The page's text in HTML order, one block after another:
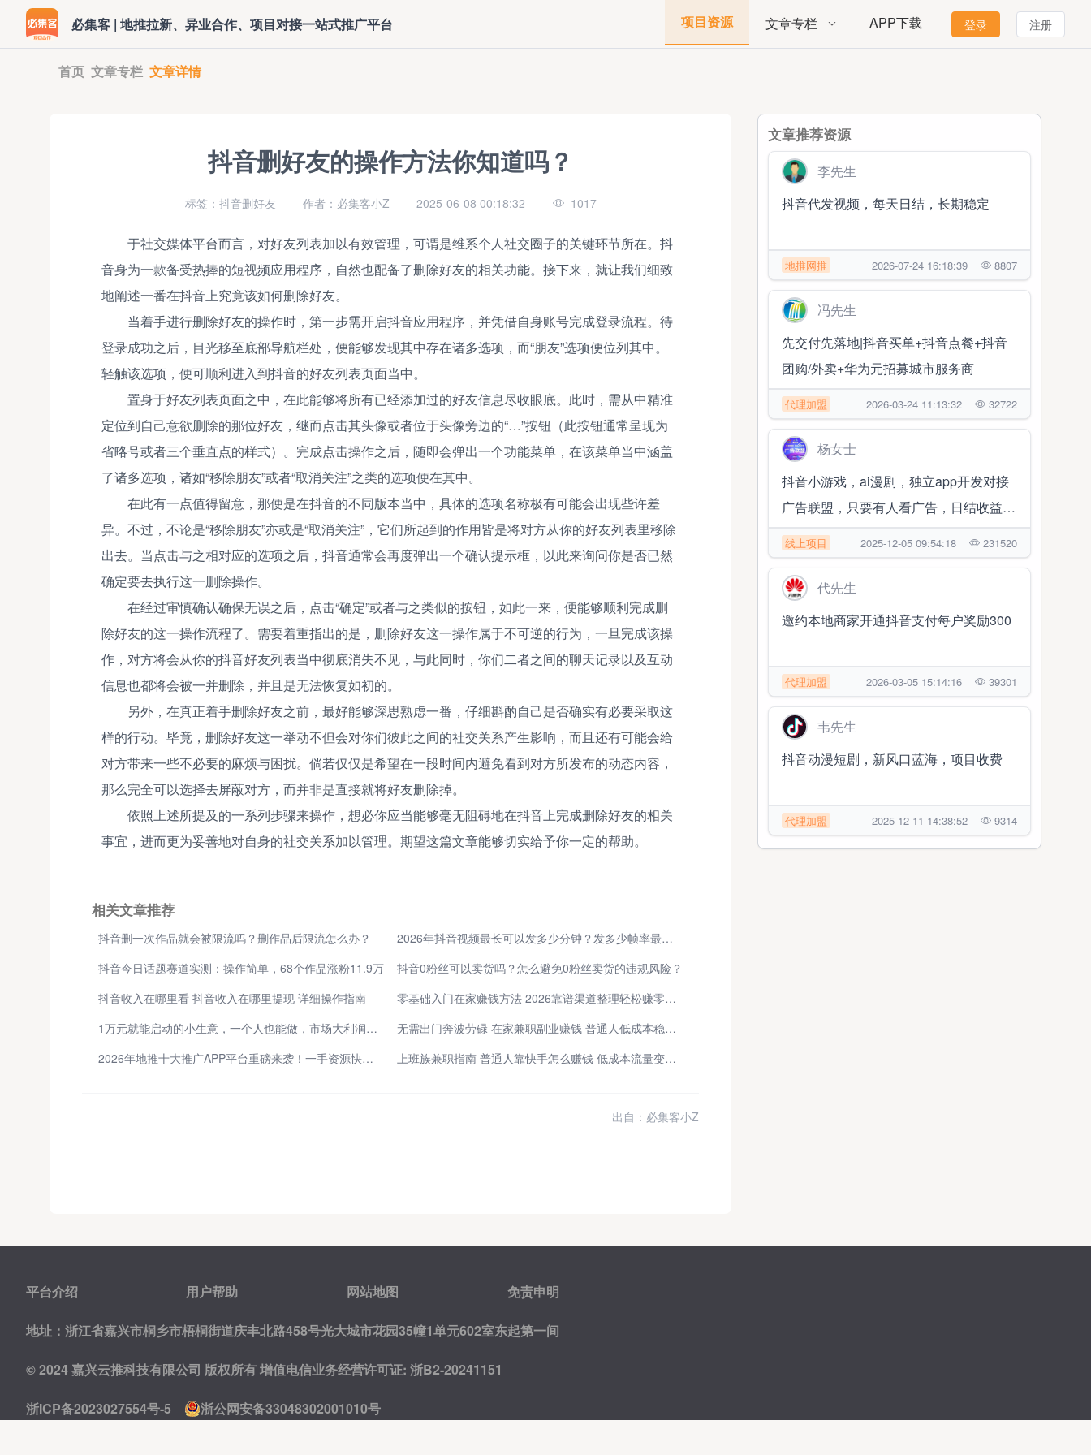
必集客 | 地推拉新、异业合作、项目对接一站式推广平台 项目资源 文章专栏 APP下载 登录 注册
首页 文章专栏 文章详情
抖音删好友的操作方法你知道吗？
标签：抖音删好友 作者：必集客小Z 2025-06-08 00:18:32 1017
于社交媒体平台而言，对好友列表加以有效管理，可谓是维系个人社交圈子的关键环节所在。抖
音身为一款备受热捧的短视频应用程序，自然也配备了删除好友的相关功能。接下来，就让我们细致
地阐述一番在抖音上究竟该如何删除好友。
当着手进行删除好友的操作时，第一步需开启抖音应用程序，并凭借自身账号完成登录流程。待
登录成功之后，目光移至底部导航栏处，便能够发现其中存在诸多选项，而“朋友”选项便位列其中。
轻触该选项，便可顺利进入到抖音的好友列表页面当中。
置身于好友列表页面之中，在此能够将所有已经添加过的好友信息尽收眼底。此时，需从中精准
定位到自己意欲删除的那位好友，继而点击其头像或者位于头像旁边的“…”按钮（此按钮通常呈现为
省略号或者三个垂直点的样式）。完成点击操作之后，随即会弹出一个功能菜单，在该菜单当中涵盖
了诸多选项，诸如“移除朋友”或者“取消关注”之类的选项便在其中。
在此有一点值得留意，那便是在抖音的不同版本当中，具体的选项名称极有可能会出现些许差
异。不过，不论是“移除朋友”亦或是“取消关注”，它们所起到的作用皆是将对方从你的好友列表里移除
出去。当点击与之相对应的选项之后，抖音通常会再度弹出一个确认提示框，以此来询问你是否已然
确定要去执行这一删除操作。
在经过审慎确认确保无误之后，点击“确定”或者与之类似的按钮，如此一来，便能够顺利完成删
除好友的这一操作流程了。需要着重指出的是，删除好友这一操作属于不可逆的行为，一旦完成该操
作，对方将会从你的抖音好友列表当中彻底消失不见，与此同时，你们二者之间的聊天记录以及互动
信息也都将会被一并删除，并且是无法恢复如初的。
另外，在真正着手删除好友之前，最好能够深思熟虑一番，仔细斟酌自己是否确实有必要采取这
样的行动。毕竟，删除好友这一举动不但会对你们彼此之间的社交关系产生影响，而且还有可能会给
对方带来一些不必要的麻烦与困扰。倘若仅仅是希望在一段时间内避免看到对方所发布的动态内容，
那么完全可以选择去屏蔽对方，而并非是直接就将好友删除掉。
依照上述所提及的一系列步骤来操作，想必你应当能够毫无阻碍地在抖音上完成删除好友的相关
事宜，进而更为妥善地对自身的社交关系加以管理。期望这篇文章能够切实给予你一定的帮助。
相关文章推荐
抖音删一次作品就会被限流吗？删作品后限流怎么办？
2026年抖音视频最长可以发多少分钟？发多少帧率最清晰？
抖音今日话题赛道实测：操作简单，68个作品涨粉11.9万
抖音0粉丝可以卖货吗？怎么避免0粉丝卖货的违规风险？
抖音收入在哪里看 抖音收入在哪里提现 详细操作指南
零基础入门在家赚钱方法 2026靠谱渠道整理轻松赚零花钱
1万元就能启动的小生意，一个人也能做，市场大利润还高！
无需出门奔波劳碌 在家兼职副业赚钱 普通人低成本稳妥增收
2026年地推十大推广APP平台重磅来袭！一手资源快速获取、免费对接！
上班族兼职指南 普通人靠快手怎么赚钱 低成本流量变现快速上手
出自：必集客小Z
文章推荐资源
李先生
抖音代发视频，每天日结，长期稳定
地推网推 2026-07-24 16:18:39 8807
冯先生
先交付先落地|抖音买单+抖音点餐+抖音
团购/外卖+华为元招募城市服务商
代理加盟 2026-03-24 11:13:32 32722
杨女士
抖音小游戏，ai漫剧，独立app开发对接
广告联盟，只要有人看广告，日结收益
1000➕
线上项目 2025-12-05 09:54:18 231520
代先生
邀约本地商家开通抖音支付每户奖励300
代理加盟 2026-03-05 15:14:16 39301
韦先生
抖音动漫短剧，新风口蓝海，项目收费
代理加盟 2025-12-11 14:38:52 9314
平台介绍 用户帮助 网站地图 免责申明
地址：浙江省嘉兴市桐乡市梧桐街道庆丰北路458号光大城市花园35幢1单元602室东起第一间
© 2024 嘉兴云推科技有限公司 版权所有增值电信业务经营许可证: 浙B2-20241151
浙ICP备2023027554号-5 浙公网安备33048302001010号